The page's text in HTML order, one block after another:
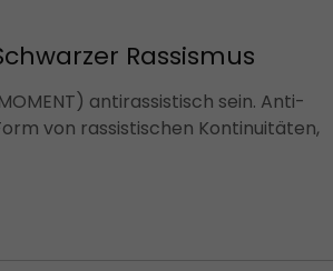
Rassismus
antirassistisch sein. Anti-
von rassistischen Kontinuitäten,